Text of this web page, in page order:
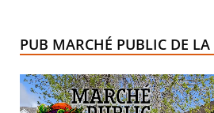
PUB MARCHÉ PUBLIC DE